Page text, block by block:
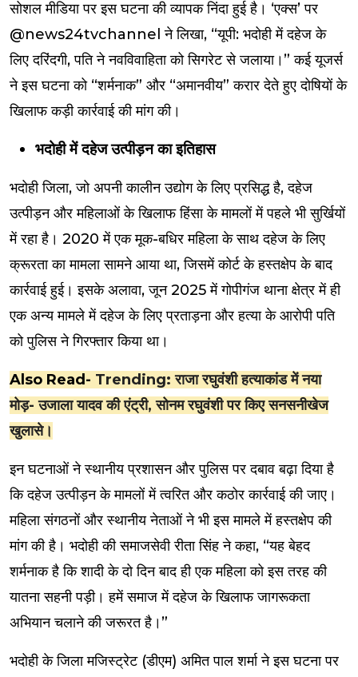
सोशल मीडिया पर इस घटना की व्यापक निंदा हुई है। ‘एक्स’ पर
@news24tvchannel ने लिखा, “यूपी: भदोही में दहेज के
लिए दरिंदगी, पति ने नवविवाहिता को सिगरेट से जलाया।” कई यूजर्स
ने इस घटना को “शर्मनाक” और “अमानवीय” करार देते हुए दोषियों के
खिलाफ कड़ी कार्रवाई की मांग की।
भदोही में दहेज उत्पीड़न का इतिहास
भदोही जिला, जो अपनी कालीन उद्योग के लिए प्रसिद्ध है, दहेज
उत्पीड़न और महिलाओं के खिलाफ हिंसा के मामलों में पहले भी सुर्खियों
में रहा है। 2020 में एक मूक-बधिर महिला के साथ दहेज के लिए
क्रूरता का मामला सामने आया था, जिसमें कोर्ट के हस्तक्षेप के बाद
कार्रवाई हुई। इसके अलावा, जून 2025 में गोपीगंज थाना क्षेत्र में ही
एक अन्य मामले में दहेज के लिए प्रताड़ना और हत्या के आरोपी पति
को पुलिस ने गिरफ्तार किया था।
Also Read- Trending: राजा रघुवंशी हत्याकांड में नया
मोड़- उजाला यादव की एंट्री, सोनम रघुवंशी पर किए सनसनीखेज
खुलासे।
इन घटनाओं ने स्थानीय प्रशासन और पुलिस पर दबाव बढ़ा दिया है
कि दहेज उत्पीड़न के मामलों में त्वरित और कठोर कार्रवाई की जाए।
महिला संगठनों और स्थानीय नेताओं ने भी इस मामले में हस्तक्षेप की
मांग की है। भदोही की समाजसेवी रीता सिंह ने कहा, “यह बेहद
शर्मनाक है कि शादी के दो दिन बाद ही एक महिला को इस तरह की
यातना सहनी पड़ी। हमें समाज में दहेज के खिलाफ जागरूकता
अभियान चलाने की जरूरत है।”
भदोही के जिला मजिस्ट्रेट (डीएम) अमित पाल शर्मा ने इस घटना पर